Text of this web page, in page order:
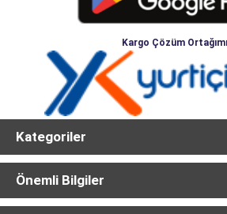
Kargo Çözüm
Kategoriler
Önemli Bilgiler